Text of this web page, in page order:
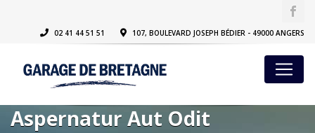
02 41 44 51 51 107, BOULEVARD JOSEPH BÉDIER - 49000 ANGERS
Aspernatur Aut Odit